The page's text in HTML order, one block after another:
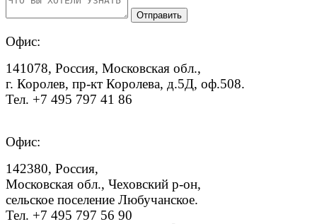
Офис:
141078, Россия, Московская обл.,
г. Королев, пр-кт Королева, д.5Д, оф.508.
Тел. +7 495 797 41 86
Офис:
142380, Россия,
Московская обл., Чеховский р-он,
сельское поселение Любучанское.
Тел. +7 495 797 56 90